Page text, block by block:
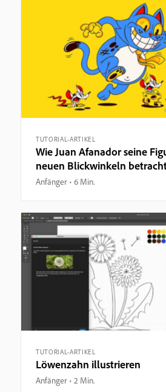
TUTORIAL-ARTIKEL
Wie Juan Afanador seine
neuen Blickwinkeln
Anfänger 6 Min.
TUTORIAL-ARTIKEL
Löwenzahn illustrieren
Anfänger 2 Min.